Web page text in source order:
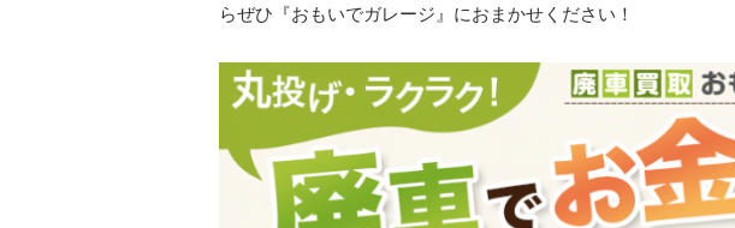
らぜひ『おもいでガレージ』におまかせください！